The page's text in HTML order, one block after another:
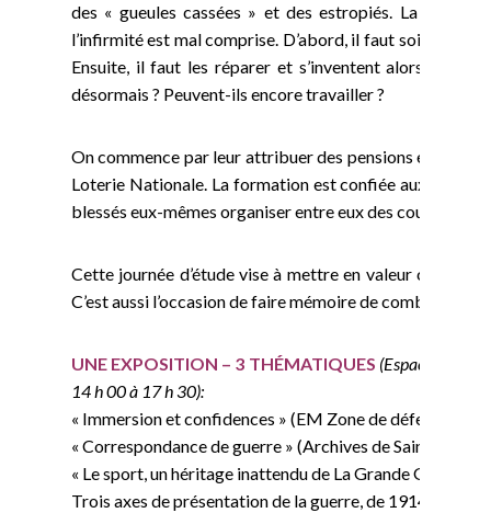
des « gueules cassées » et des estropiés. La
l’infirmité est mal comprise. D’abord, il faut soigner
Ensuite, il faut les réparer et s’inventent alors des
désormais ? Peuvent-ils encore travailler ?
On commence par leur attribuer des pensions et leur
Loterie Nationale. La formation est confiée aux Ecoles
blessés eux-mêmes organiser entre eux des courses
Cette journée d’étude vise à mettre en valeur ce que,
C’est aussi l’occasion de faire mémoire de
UNE EXPOSITION – 3 THÉMATIQUES (Espace
14 h 00 à 17 h 30):
« Immersion et confidences » (EM Zone de défense
« Correspondance de guerre » (Archives de Saint-Malo)
« Le sport, un héritage inattendu de La Grande Guerre
Trois axes de présentation de la guerre, de 1914 à nos